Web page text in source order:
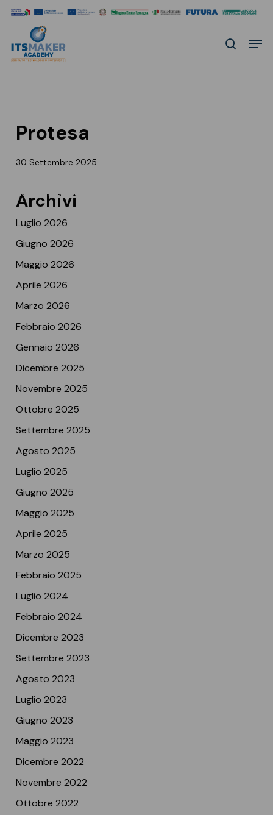
Skip
main
content
search
Protesa
30 Settembre 2025
Home »Protesa
Archivi
Luglio 2026
Giugno 2026
Maggio 2026
Aprile 2026
Marzo 2026
Febbraio 2026
Gennaio 2026
Dicembre 2025
Novembre 2025
Ottobre 2025
Settembre 2025
Agosto 2025
Luglio 2025
Giugno 2025
Maggio 2025
Aprile 2025
Marzo 2025
Febbraio 2025
Luglio 2024
Febbraio 2024
Dicembre 2023
Settembre 2023
Agosto 2023
Luglio 2023
Giugno 2023
Maggio 2023
Dicembre 2022
Novembre 2022
Ottobre 2022